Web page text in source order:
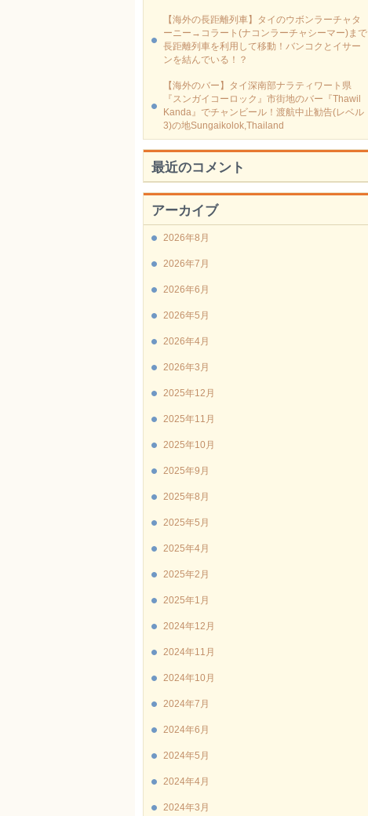
【海外の長距離列車】タイのウボンラーチャタ
ーニー→コラート(ナコンラーチャシーマー)まで
長距離列車を利用して移動！バンコクとイサー
ンを結んでいる！？
【海外のバー】タイ深南部ナラティワート県
『スンガイコーロック』市街地のバー『Thawil
Kanda』でチャンビール！渡航中止勧告(レベル
3)の地Sungaikolok,Thailand
最近のコメント
アーカイブ
2026年8月
2026年7月
2026年6月
2026年5月
2026年4月
2026年3月
2025年12月
2025年11月
2025年10月
2025年9月
2025年8月
2025年5月
2025年4月
2025年2月
2025年1月
2024年12月
2024年11月
2024年10月
2024年7月
2024年6月
2024年5月
2024年4月
2024年3月